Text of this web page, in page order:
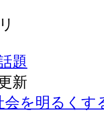
題
新
会を明るく